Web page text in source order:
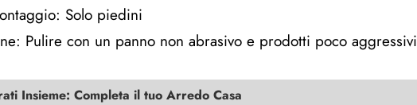
Solo piedini
Pulire con un panno non abrasivo e prodotti poco aggressivi
Insieme: Completa il tuo Arredo Casa